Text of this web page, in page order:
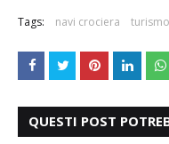
Tags: navi crociera turismo
QUESTI POST